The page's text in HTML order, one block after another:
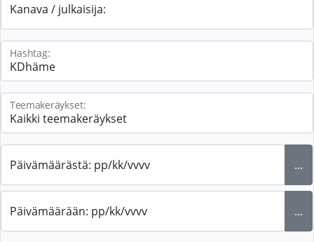
Kanava / julkaisija:
Hashtag:
Teemakeräykset:
Päivämäärästä: pp/kk/vvvv ...
Päivämäärään: pp/kk/vvvv ...